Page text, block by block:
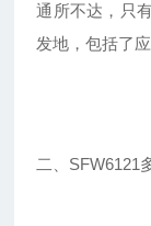
通所不达，只
发地，包括了
二、SFW6121